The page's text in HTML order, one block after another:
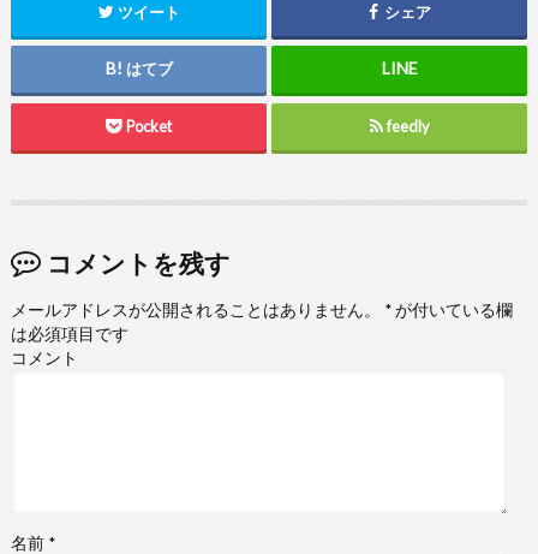
ツイート シェア
はてブ
Pocket feedly
コメントを残す
メールアドレスが公開されることはありません。 *が付いている欄
は必須項目です
コメント
名前 *